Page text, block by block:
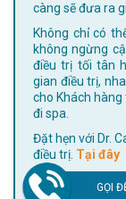
càng sẽ đưa ra
Không chỉ có thế mạnh về chất lượng điều trị, Dr. Care còn
không ngừng
điều trị tối tân
gian điều trị,
cho Khách
đi spa.
Đặt hẹn với Dr. Care - Implant Clinic để thăm khám, tư vấn và
điều trị. Tại đây
GỌI